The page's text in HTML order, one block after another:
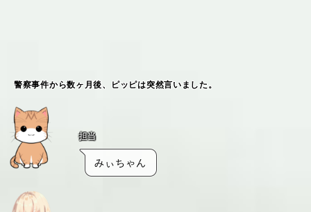
警察事件から数ヶ月後、ピッピは突然言いました。
担当
みぃちゃん